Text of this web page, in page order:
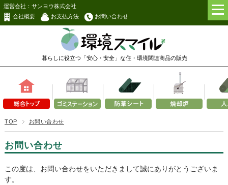
運営会社：サンヨウ株式会社
会社概要
お支払方法 お問い合わせ
暮らしに役立つ「安心・安全」な住・環境関連商品の販売
TOP お問い合わせ
お問い合わせ
この度は、お問い合わせをいただきまして誠にありがとうございま
す。